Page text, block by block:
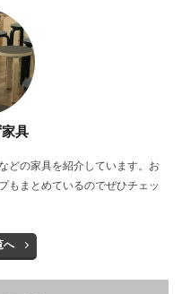
具
どの家具を紹介しています。お
もまとめているのでぜひチェッ
へ